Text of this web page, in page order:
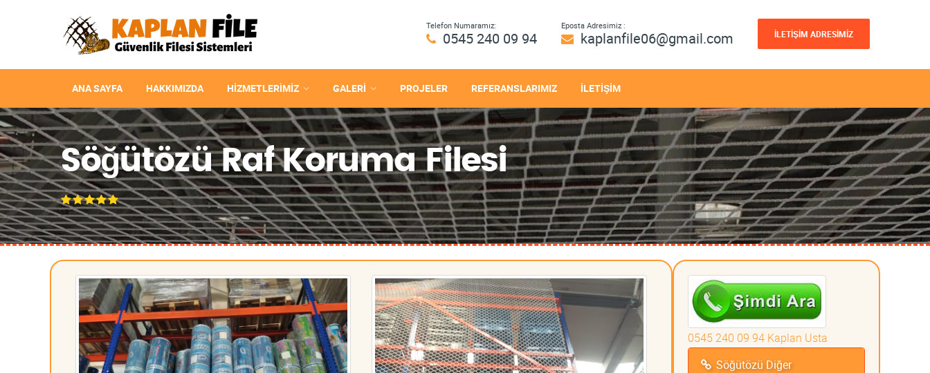
Telefon Numaramız:
0545 240 09 94
Eposta Adresimiz :
kaplanfile06@gmail.com İLETİŞİM ADRESİMİZ
ANA SAYFA HAKKIMIZDA HIZMETLERIMIZ GALERİ PROJELER REFERANSLARIMIZ İLETİŞİM
Söğütözü Raf Koruma Filesi
0545 240 09 94 Kaplan Usta
Söğütözü Diğer